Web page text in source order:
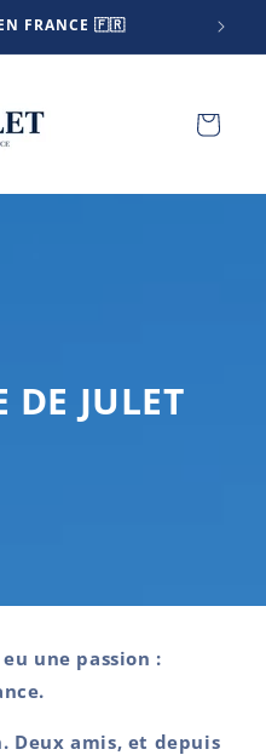
FRANCE 🇫🇷
Panier
DE JULET
une passion :
.
. Deux amis, et depuis